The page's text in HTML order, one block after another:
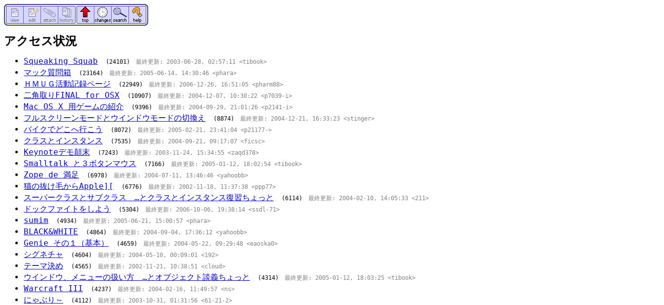
アクセス状況
Squeaking Squab (24101) 最終更新: 2003-06-28, 02:57:11 <tibook>
マック質問箱 (23164) 最終更新: 2005-06-14, 14:30:46 <phara>
ＨＭＵＧ活動記録ページ (22949) 最終更新: 2006-12-26, 16:51:05 <pharm88>
二角取りFINAL for OSX (10907) 最終更新: 2004-12-07, 10:30:22 <p7039-i>
Mac OS X 用ゲームの紹介 (9396) 最終更新: 2004-09-29, 21:01:26 <p2141-i>
フルスクリーンモードとウインドウモードの切換え (8874) 最終更新: 2004-12-21, 16:33:23 <stinger>
バイクでどこへ行こう (8072) 最終更新: 2005-02-21, 23:41:04 <p21177->
クラスとインスタンス (7535) 最終更新: 2004-09-21, 09:17:07 <ficsc>
Keynoteデモ顛末 (7243) 最終更新: 2003-11-24, 15:34:55 <zaqd378>
Smalltalk と３ボタンマウス (7166) 最終更新: 2005-01-12, 18:02:54 <tibook>
Zope de 満足 (6978) 最終更新: 2004-07-11, 13:46:46 <yahoobb>
猫の抜け毛からApple][ (6776) 最終更新: 2002-11-18, 11:37:38 <ppp77>
スーパークラスとサブクラス …とクラスとインスタンス復習ちょっと (6114) 最終更新: 2004-02-10, 14:05:33 <211>
ドックファイトをしよう (5304) 最終更新: 2006-10-06, 19:38:14 <ssdl-71>
sumim (4934) 最終更新: 2005-06-21, 15:00:57 <phara>
BLACK&WHITE (4864) 最終更新: 2004-09-04, 17:36:12 <yahoobb>
Genie その１（基本） (4659) 最終更新: 2004-05-22, 09:29:48 <eaoska0>
シグネチャ (4604) 最終更新: 2004-05-10, 00:09:01 <192>
テーマ決め (4565) 最終更新: 2002-11-21, 10:38:51 <cloud>
ウインドウ、メニューの扱い方 …とオブジェクト談義ちょっと (4314) 最終更新: 2005-01-12, 18:03:25 <tibook>
Warcraft III (4237) 最終更新: 2004-02-16, 11:49:57 <ns>
にゃぶり～ (4112) 最終更新: 2003-10-31, 01:31:56 <61-21-2>